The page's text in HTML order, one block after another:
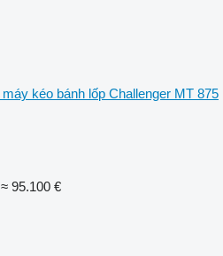
máy kéo bánh lốp Challenger MT 875
≈ 95.100 €